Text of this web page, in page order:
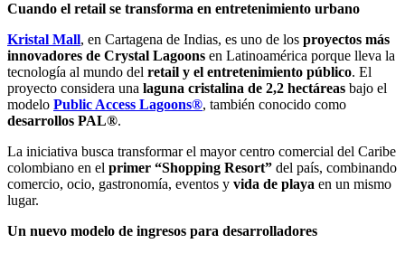
Cuando el retail se transforma en entretenimiento urbano
Kristal Mall, en Cartagena de Indias, es uno de los proyectos más
innovadores de Crystal Lagoons en Latinoamérica porque lleva la
tecnología al mundo del retail y el entretenimiento público. El
proyecto considera una laguna cristalina de 2,2 hectáreas bajo el
modelo Public Access Lagoons®, también conocido como
desarrollos PAL®.
La iniciativa busca transformar el mayor centro comercial del Caribe
colombiano en el primer “Shopping Resort” del país, combinando
comercio, ocio, gastronomía, eventos y vida de playa en un mismo
lugar.
Un nuevo modelo de ingresos para desarrolladores